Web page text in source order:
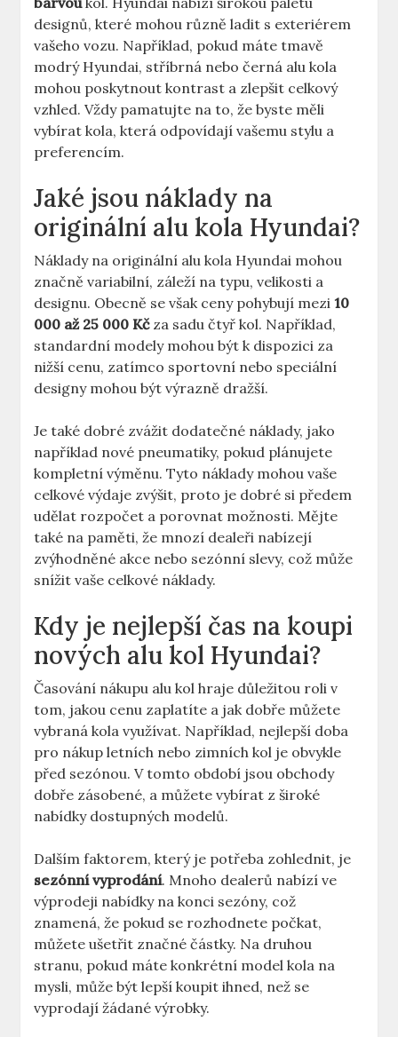
designů, které mohou různě ladit s exteriérem
vašeho vozu. Například, pokud máte tmavě
modrý Hyundai, stříbrná nebo černá alu kola
mohou poskytnout kontrast a zlepšit celkový
vzhled. Vždy pamatujte na to, že byste měli
vybírat kola, která odpovídají vašemu stylu a
preferencím.
Jaké jsou náklady na
originální alu kola Hyundai?
Náklady na originální alu kola Hyundai mohou
značně variabilní, záleží na typu, velikosti a
designu. Obecně se však ceny pohybují mezi 10
000 až 25 000 Kčza sadu čtyř kol. Například,
standardní modely mohou být k dispozici za
nižší cenu, zatímco sportovní nebo speciální
designy mohou být výrazně dražší.
Je také dobré zvážit dodatečné náklady, jako
například nové pneumatiky, pokud plánujete
kompletní výměnu. Tyto náklady mohou vaše
celkové výdaje zvýšit, proto je dobré si předem
udělat rozpočet a porovnat možnosti. Mějte
také na paměti, že mnozí dealeři nabízejí
zvýhodněné akce nebo sezónní slevy, což může
snížit vaše celkové náklady.
Kdy je nejlepší čas na koupi
nových alu kol Hyundai?
Časování nákupu alu kol hraje důležitou roli v
tom, jakou cenu zaplatíte a jak dobře můžete
vybraná kola využívat. Například, nejlepší doba
pro nákup letních nebo zimních kol je obvykle
před sezónou. V tomto období jsou obchody
dobře zásobené, a můžete vybírat z široké
nabídky dostupných modelů.
Dalším faktorem, který je potřeba zohlednit, je
sezónní vyprodání. Mnoho dealerů nabízí ve
výprodeji nabídky na konci sezóny, což
znamená, že pokud se rozhodnete počkat,
můžete ušetřit značné částky. Na druhou
stranu, pokud máte konkrétní model kola na
mysli, může být lepší koupit ihned, než se
vyprodají žádané výrobky.